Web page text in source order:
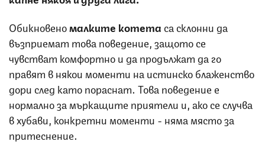
Обикновеномалките котетаса склонни да
възприемат това поведение, защото се
чувстват комфортно и да продължат да го
правят в някои моменти на истинско блаженство
дори след като пораснат. Това поведение е
нормално за мъркащите приятели и, ако се случва
в хубави, конкретни моменти - няма място за
притеснение.